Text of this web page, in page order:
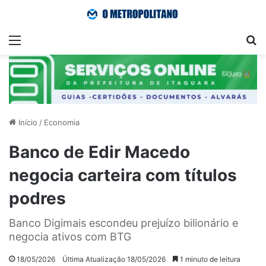
Menu
Início / Economia
Banco de Edir Macedo
negocia carteira com títulos
podres
Banco Digimais escondeu prejuízo bilionário e
negocia ativos com BTG
18/05/2026 Última Atualização 18/05/2026 1 minuto de leitura